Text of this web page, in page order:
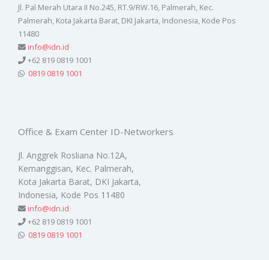
Jl. Pal Merah Utara II No.245, RT.9/RW.16, Palmerah, Kec.
Palmerah, Kota Jakarta Barat, DKI Jakarta, Indonesia, Kode Pos
11480
info@idn.id
+62 819 0819 1001
0819 0819 1001
Office & Exam Center ID-Networkers
Jl. Anggrek Rosliana No.12A,
Kemanggisan, Kec. Palmerah,
Kota Jakarta Barat, DKI Jakarta,
Indonesia, Kode Pos 11480
info@idn.id
+62 819 0819 1001
0819 0819 1001